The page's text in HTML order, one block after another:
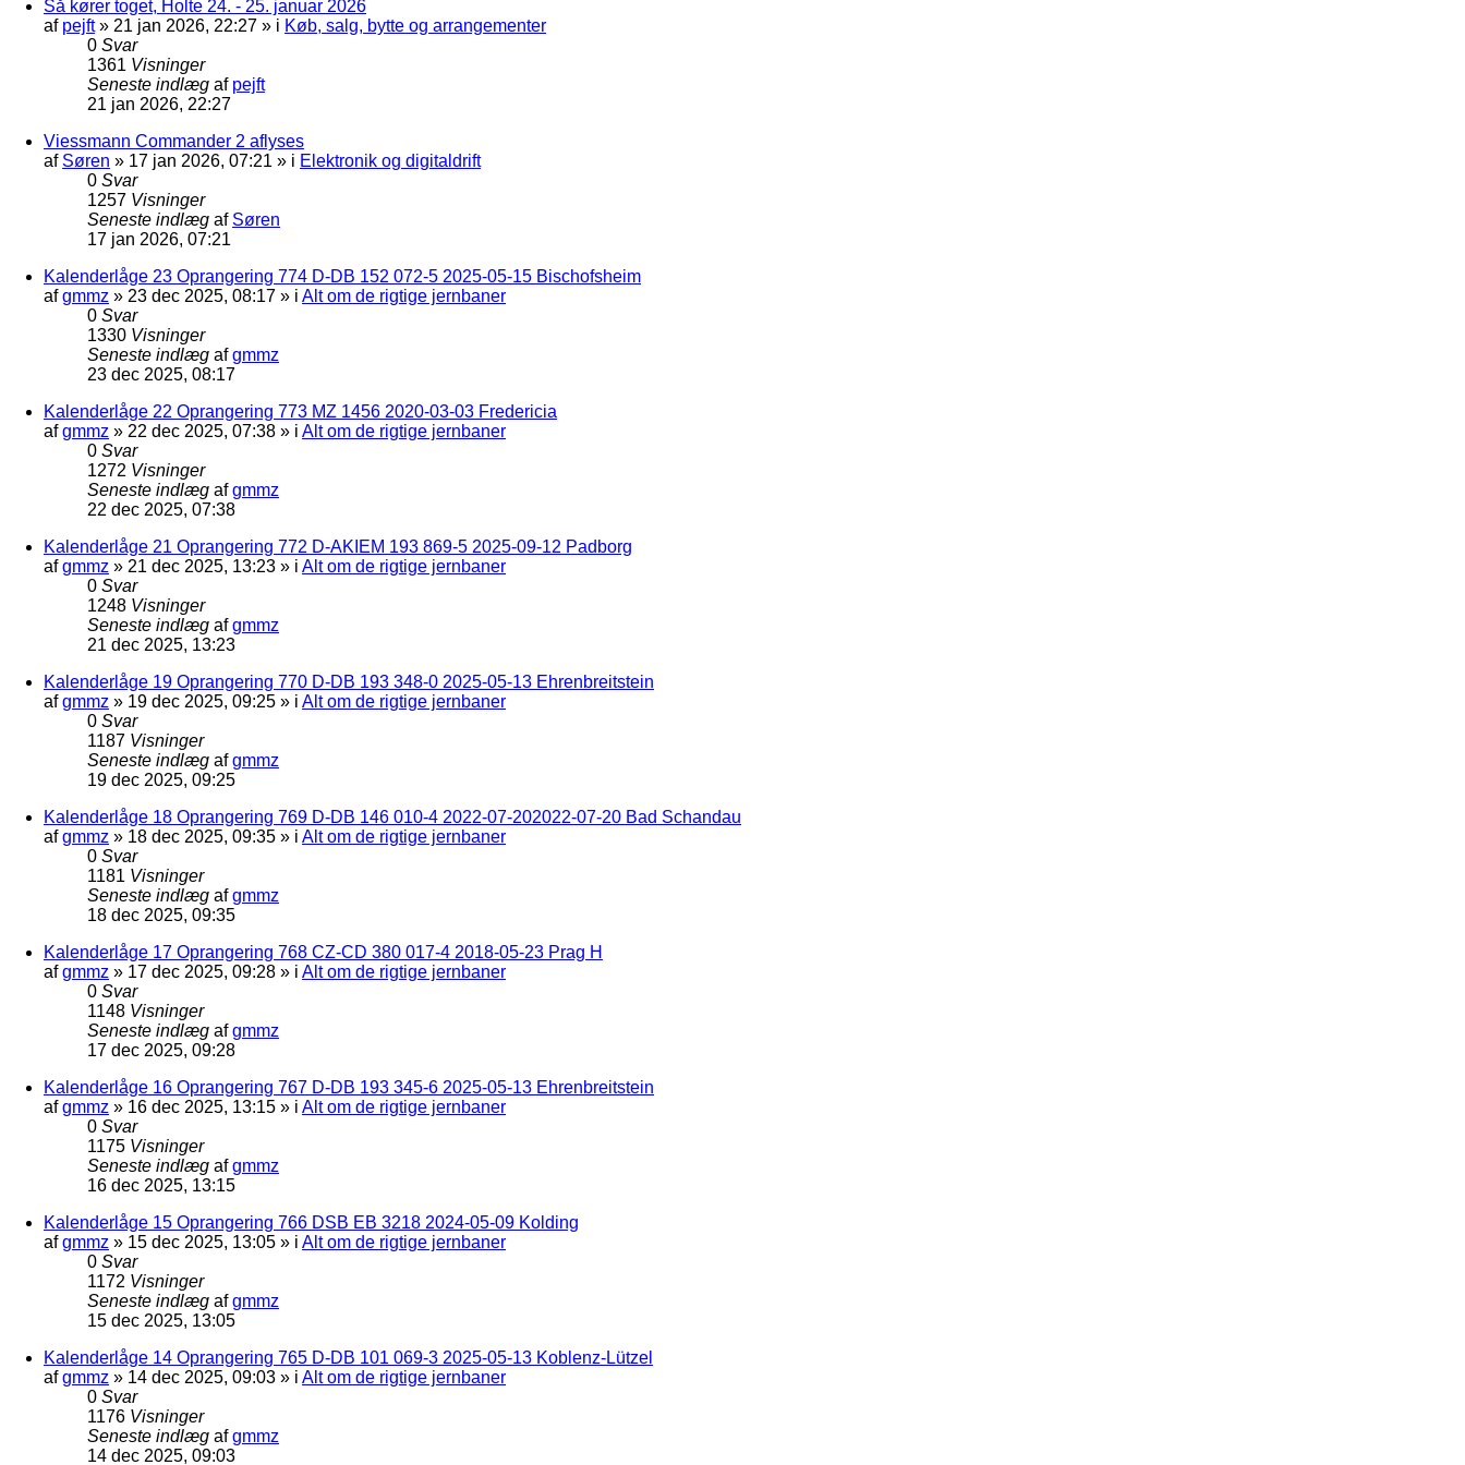
Så kører toget, Holte 24. - 25. januar 2026
af pejft» 21 jan 2026, 22:27 » i Køb, salg, bytte og arrangementer
0 Svar
1361 Visninger
Seneste indlæg af pejft
21 jan 2026, 22:27
Viessmann Commander 2 aflyses
af Søren » 17 jan 2026, 07:21 » i Elektronik og digitaldrift
0 Svar
1257 Visninger
Seneste indlæg af Søren
17 jan 2026, 07:21
Kalenderlåge 23 Oprangering 774 D-DB 152 072-5 2025-05-15 Bischofsheim
afgmmz » 23 dec 2025, 08:17 » i Alt om de rigtige jernbaner
0 Svar
1330 Visninger
Seneste indlæg afgmmz
23 dec 2025, 08:17
Kalenderlåge 22 Oprangering 773 MZ 1456 2020-03-03 Fredericia
afgmmz » 22 dec 2025, 07:38 » i Alt om de rigtige jernbaner
0 Svar
1272 Visninger
Seneste indlæg afgmmz
22 dec 2025, 07:38
Kalenderlåge 21 Oprangering 772 D-AKIEM 193 869-5 2025-09-12 Padborg
afgmmz » 21 dec 2025, 13:23 » i Alt om de rigtige jernbaner
0 Svar
1248 Visninger
Seneste indlæg afgmmz
21 dec 2025, 13:23
Kalenderlåge 19 Oprangering 770 D-DB 193 348-0 2025-05-13 Ehrenbreitstein
afgmmz » 19 dec 2025, 09:25 » i Alt om de rigtige jernbaner
0 Svar
1187 Visninger
Seneste indlæg afgmmz
19 dec 2025, 09:25
Kalenderlåge 18 Oprangering 769 D-DB 146 010-4 2022-07-202022-07-20 Bad Schandau
afgmmz » 18 dec 2025, 09:35 » i Alt om de rigtige jernbaner
0 Svar
1181 Visninger
Seneste indlæg afgmmz
18 dec 2025, 09:35
Kalenderlåge 17 Oprangering 768 CZ-CD 380 017-4 2018-05-23 Prag H
afgmmz » 17 dec 2025, 09:28 » i Alt om de rigtige jernbaner
0 Svar
1148 Visninger
Seneste indlæg afgmmz
17 dec 2025, 09:28
Kalenderlåge 16 Oprangering 767 D-DB 193 345-6 2025-05-13 Ehrenbreitstein
afgmmz » 16 dec 2025, 13:15 » i Alt om de rigtige jernbaner
0 Svar
1175 Visninger
Seneste indlæg afgmmz
16 dec 2025, 13:15
Kalenderlåge 15 Oprangering 766 DSB EB 3218 2024-05-09 Kolding
afgmmz » 15 dec 2025, 13:05 » i Alt om de rigtige jernbaner
0 Svar
1172 Visninger
Seneste indlæg afgmmz
15 dec 2025, 13:05
Kalenderlåge 14 Oprangering 765 D-DB 101 069-3 2025-05-13 Koblenz-Lützel
afgmmz » 14 dec 2025, 09:03 » i Alt om de rigtige jernbaner
0 Svar
1176 Visninger
Seneste indlæg afgmmz
14 dec 2025, 09:03